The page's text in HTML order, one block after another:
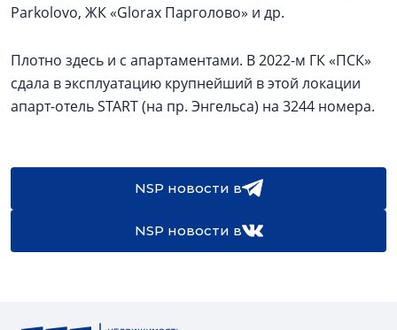
Parkolovо, ЖК «Glorax Парголово» и др.
Плотно здесь и с апартаментами. В 2022-м ГК «ПСК»
сдала в эксплуатацию крупнейший в этой локации
апарт-отель START (на пр. Энгельса) на 3244 номера.
NSP новости в
NSP новости в